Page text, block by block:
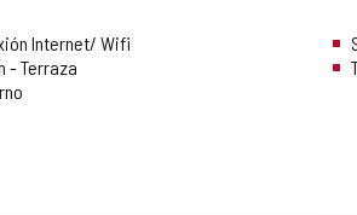
Internet/ Wifi
- Terraza